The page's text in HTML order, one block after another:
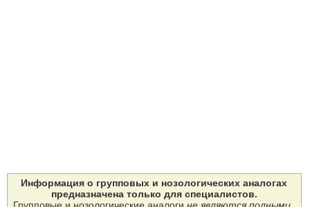
Информация о групповых и нозологических аналогах
предназначена только для специалистов.